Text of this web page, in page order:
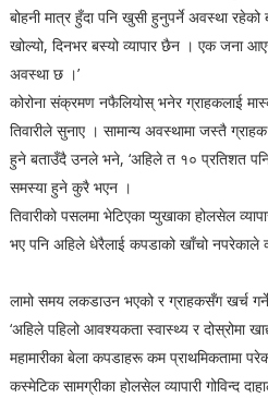
बोहनी मात्र हुँदा पनि खुसी हुनुपर्ने अवस्था
खोल्यो, दिनभर बस्यो व्यापार छैन । एक जना
अवस्था छ ।’
कोरोना संक्रमण नफैलियोस् भनेर ग्राहकलाई
तिवारीले सुनाए । सामान्य अवस्थामा जस्तै
हुने बताउँदै उनले भने, ‘अहिले त १० प्रतिशत पनि
समस्या हुने कुरै भएन ।
तिवारीको पसलमा भेटिएका प्युखाका होलसेल
भए पनि अहिले धेरैलाई कपडाको खाँचो नपरेकाले
लामो समय लकडाउन भएको र ग्राहकसँग खर्च
‘अहिले पहिलो आवश्यकता स्वास्थ्य र दोस्रोमा
महामारीका बेला कपडाहरू कम प्राथमिकतामा
कस्मेटिक सामग्रीका होलसेल व्यापारी गोविन्द